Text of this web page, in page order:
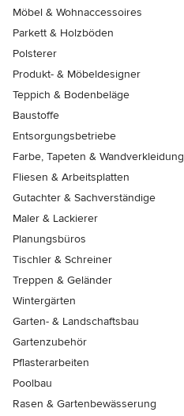
Möbel & Wohnaccessoires
Parkett & Holzböden
Polsterer
Produkt- & Möbeldesigner
Teppich & Bodenbeläge
Baustoffe
Entsorgungsbetriebe
Farbe, Tapeten & Wandverkleidung
Fliesen & Arbeitsplatten
Gutachter & Sachverständige
Maler & Lackierer
Planungsbüros
Tischler & Schreiner
Treppen & Geländer
Wintergärten
Garten- & Landschaftsbau
Gartenzubehör
Pflasterarbeiten
Poolbau
Rasen & Gartenbewässerung